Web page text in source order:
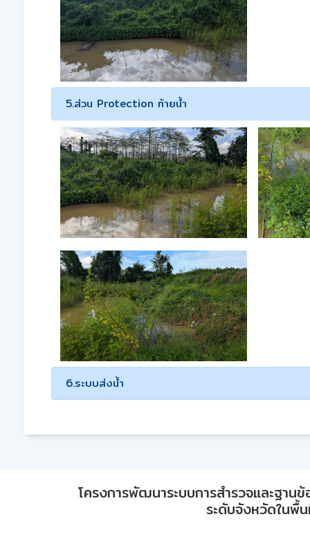
5.ส่วน Protection ท้ายน้ำ
6.ระบบส่งน้ำ
โครงการพัฒนาระบบการสำรวจและฐา
ระดับจังหวัดในพื้